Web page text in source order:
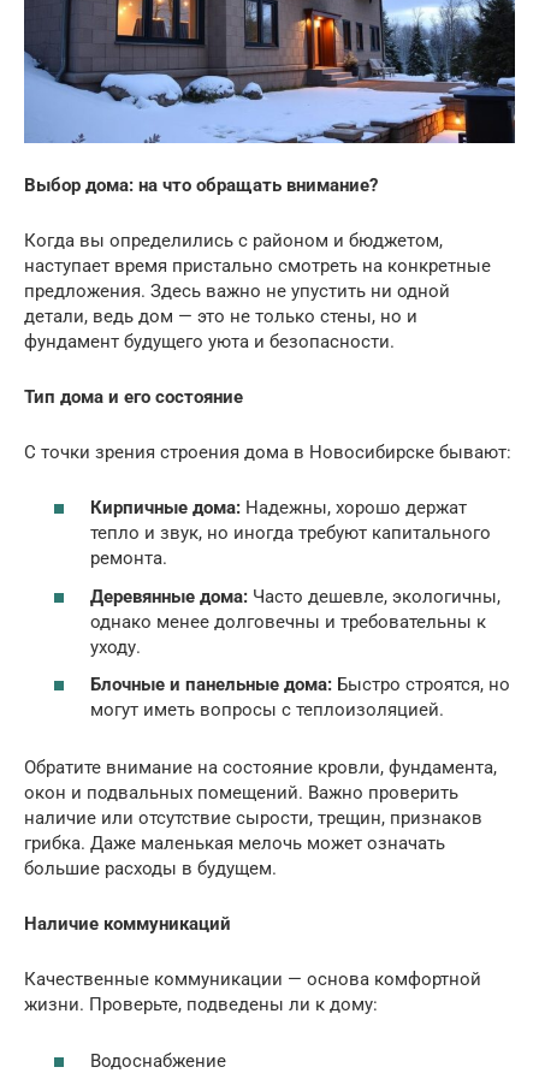
Выбор дома: на что обращать внимание?
Когда вы определились с районом и бюджетом,
наступает время пристально смотреть на конкретные
предложения. Здесь важно не упустить ни одной
детали, ведь дом — это не только стены, но и
фундамент будущего уюта и безопасности.
Тип дома и его состояние
С точки зрения строения дома в Новосибирске бывают:
Кирпичные дома: Надежны, хорошо держат
тепло и звук, но иногда требуют капитального
ремонта.
Деревянные дома: Часто дешевле, экологичны,
однако менее долговечны и требовательны к
уходу.
Блочные и панельные дома: Быстро строятся, но
могут иметь вопросы с теплоизоляцией.
Обратите внимание на состояние кровли, фундамента,
окон и подвальных помещений. Важно проверить
наличие или отсутствие сырости, трещин, признаков
грибка. Даже маленькая мелочь может означать
большие расходы в будущем.
Наличие коммуникаций
Качественные коммуникации — основа комфортной
жизни. Проверьте, подведены ли к дому:
Водоснабжение